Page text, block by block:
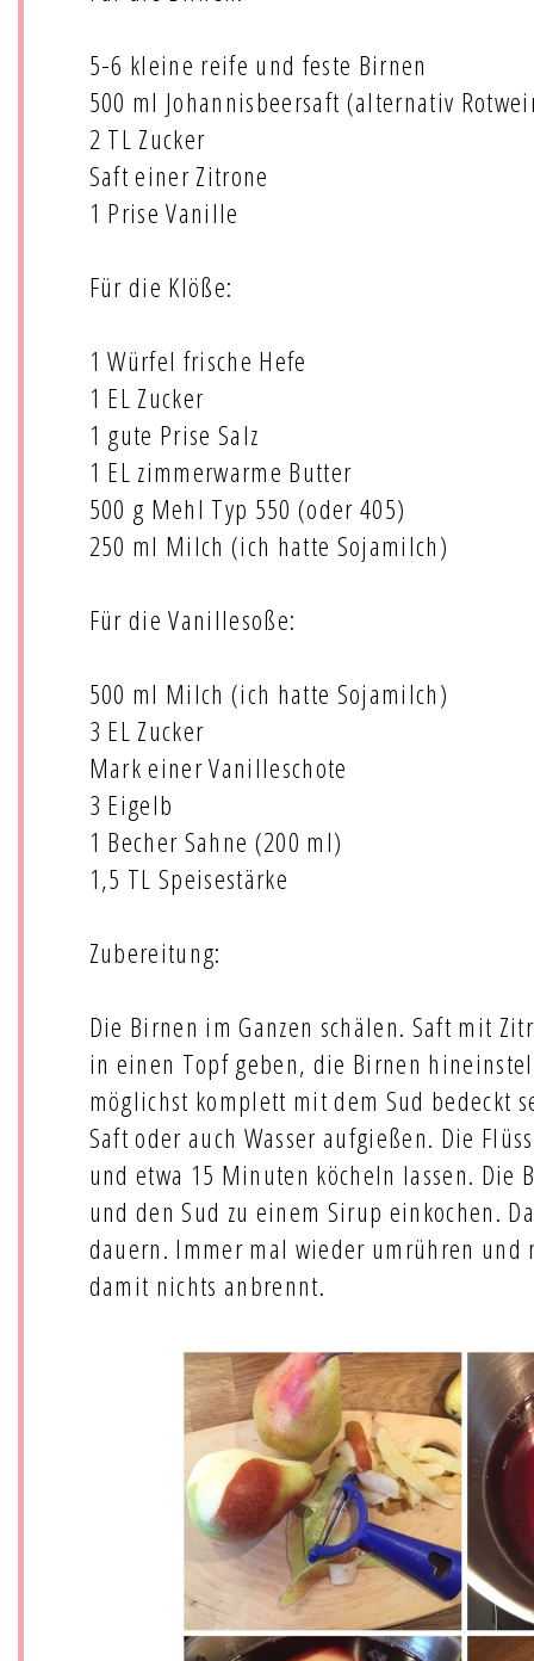
5-6 kleine reife und feste Birnen
500 ml Johannisbeersaft (alternativ
2 TL Zucker
Saft einer Zitrone
1 Prise Vanille
Für die Klöße:
1 Würfel frische Hefe
1 EL Zucker
1 gute Prise Salz
1 EL zimmerwarme Butter
500 g Mehl Typ 550 (oder 405)
250 ml Milch (ich hatte Sojamilch)
Für die Vanillesoße:
500 ml Milch (ich hatte Sojamilch)
3 EL Zucker
Mark einer Vanilleschote
3 Eigelb
1 Becher Sahne (200 ml)
1,5 TL Speisestärke
Zubereitung:
Die Birnen im Ganzen schälen. Saft mit
in einen Topf geben, die Birnen
möglichst komplett mit dem Sud bedeckt
Saft oder auch Wasser aufgießen. Die
und etwa 15 Minuten köcheln lassen. Die
und den Sud zu einem Sirup einkochen.
dauern. Immer mal wieder umrühren und
damit nichts anbrennt.